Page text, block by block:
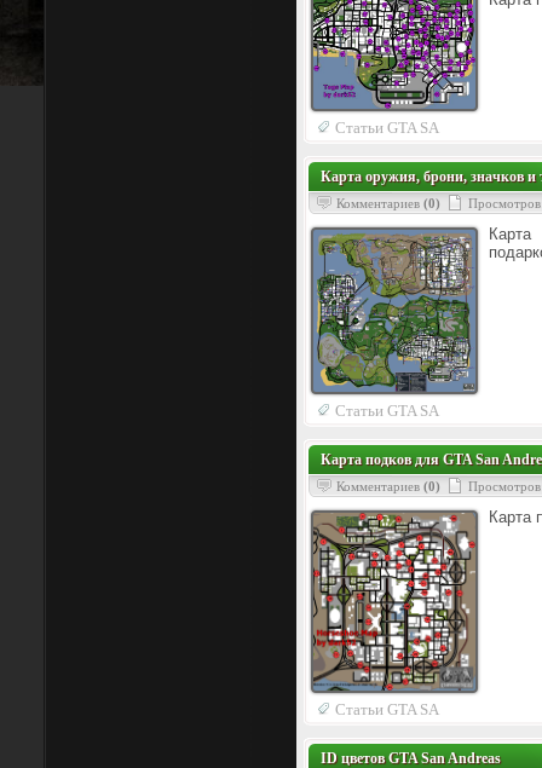
Статьи GTA SA
Карта оружия, брони, значков и
Комментариев (0)
Статьи GTA SA
Карта подков для GTA San
Комментариев (0)
Карта
Статьи GTA SA
ID цветов GTA San Andreas